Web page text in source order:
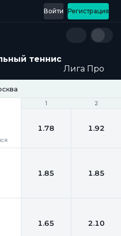
Регистрация
Войти
теннис
Лига Про
1 2
1 2
1.78 1.92
1.85 1.85
1.65 2.10